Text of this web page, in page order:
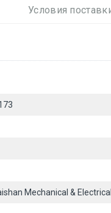
Условия
Mechanical &